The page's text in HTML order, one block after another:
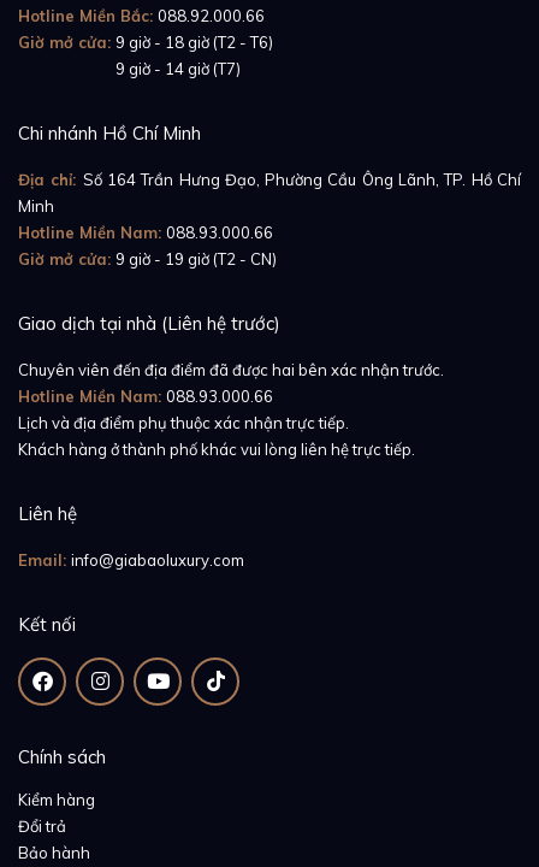
Hotline Miền Bắc: 088.92.000.66
Giờ mở cửa: 9 giờ - 18 giờ (T2 - T6)
9 giờ - 14 giờ (T7)
Chi nhánh Hồ Chí Minh
Địa chỉ: Số 164 Trần Hưng Đạo, Phường Cầu Ông Lãnh, TP. Hồ Chí
Minh
Hotline Miền Nam: 088.93.000.66
Giờ mở cửa: 9 giờ - 19 giờ (T2 - CN)
Giao dịch tại nhà (Liên hệ trước)
Chuyên viên đến địa điểm đã được hai bên xác nhận trước.
Hotline Miền Nam: 088.93.000.66
Lịch và địa điểm phụ thuộc xác nhận trực tiếp.
Khách hàng ở thành phố khác vui lòng liên hệ trực tiếp.
Liên hệ
Email: info@giabaoluxury.com
Kết nối
Chính sách
Kiểm hàng
Đổi trả
Bảo hành